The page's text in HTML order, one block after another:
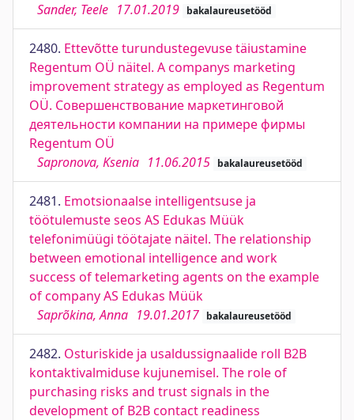
Sander, Teele 17.01.2019 bakalaureusetööd
2480. Ettevõtte turundustegevuse täiustamine
Regentum OÜ näitel. A companys marketing
improvement strategy as employed as Regentum
OÜ. Совершенствование маркетинговой
деятельности компании на примере фирмы
Regentum OÜ
Sapronova, Ksenia 11.06.2015 bakalaureusetööd
2481. Emotsionaalse intelligentsuse ja
töötulemuste seos AS Edukas Müük
telefonimüügi töötajate näitel. The relationship
between emotional intelligence and work
success of telemarketing agents on the example
of company AS Edukas Müük
Saprõkina, Anna 19.01.2017 bakalaureusetööd
2482. Osturiskide ja usaldussignaalide roll B2B
kontaktivalmiduse kujunemisel. The role of
purchasing risks and trust signals in the
development of B2B contact readiness